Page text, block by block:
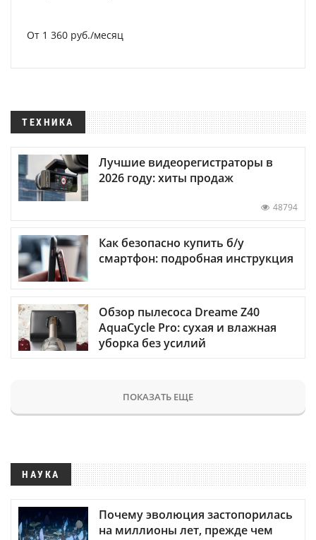
От 1 360 руб./месяц
ТЕХНИКА
Лучшие видеорегистраторы в
2026 году: хиты продаж
48794
Как безопасно купить б/у
смартфон: подробная инструкция
Обзор пылесоса Dreame Z40
AquaCycle Pro: сухая и влажная
уборка без усилий
ПОКАЗАТЬ ЕЩЕ
НАУКА
Почему эволюция застопорилась
на миллионы лет, прежде чем